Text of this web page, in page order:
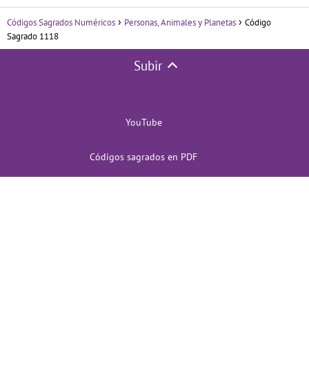
Códigos Sagrados Numéricos Personas, Animales y Planetas
Código
Sagrado 1118
Subir
YouTube
Códigos sagrados en PDF